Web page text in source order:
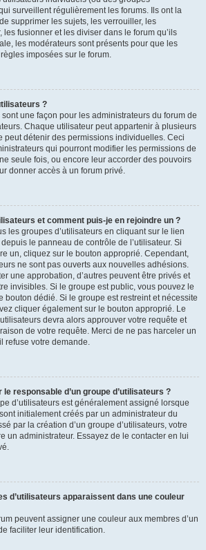
surveillent régulièrement les forums. Ils ont la
supprimer les sujets, les verrouiller, les
fusionner et les diviser dans le forum qu’ils
les modérateurs sont présents pour que les
imposées sur le forum.
?
sont une façon pour les administrateurs du forum de
Chaque utilisateur peut appartenir à plusieurs
peut détenir des permissions individuelles. Ceci
qui pourront modifier les permissions de
seule fois, ou encore leur accorder des pouvoirs
donner accès à un forum privé.
et comment puis-je en rejoindre un ?
les groupes d’utilisateurs en cliquant sur le lien
le panneau de contrôle de l’utilisateur. Si
un, cliquez sur le bouton approprié. Cependant,
ne sont pas ouverts aux nouvelles adhésions.
une approbation, d’autres peuvent être privés et
invisibles. Si le groupe est public, vous pouvez le
bouton dédié. Si le groupe est restreint et nécessite
cliquer également sur le bouton approprié. Le
devra alors approuver votre requête et
de votre requête. Merci de ne pas harceler un
refuse votre demande.
responsable d’un groupe d’utilisateurs ?
d’utilisateurs est généralement assigné lorsque
initialement créés par un administrateur du
par la création d’un groupe d’utilisateurs, votre
un administrateur. Essayez de le contacter en lui
d’utilisateurs apparaissent dans une couleur
peuvent assigner une couleur aux membres d’un
faciliter leur identification.